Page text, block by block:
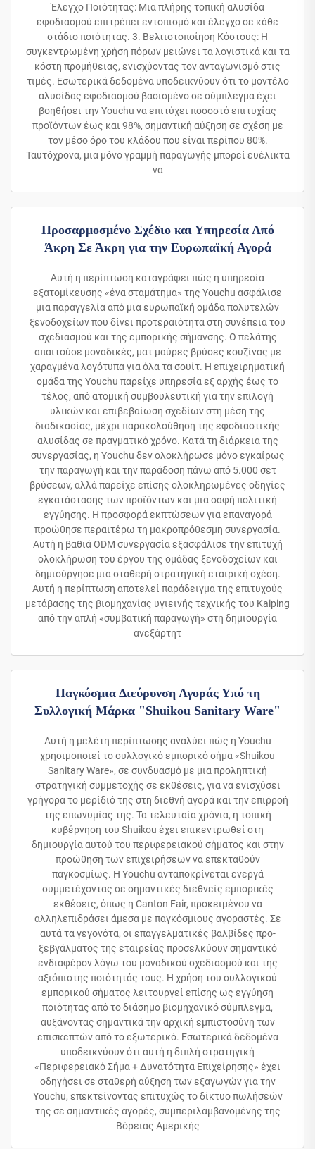
Έλεγχο Ποιότητας: Μια πλήρης τοπική αλυσίδα
εφοδιασμού επιτρέπει εντοπισμό και έλεγχο σε κάθε
στάδιο ποιότητας. 3. Βελτιστοποίηση Κόστους: Η
συγκεντρωμένη χρήση πόρων μειώνει τα λογιστικά και τα
κόστη προμήθειας, ενισχύοντας τον ανταγωνισμό στις
τιμές. Εσωτερικά δεδομένα υποδεικνύουν ότι το μοντέλο
αλυσίδας εφοδιασμού βασισμένο σε σύμπλεγμα έχει
βοηθήσει την Youchu να επιτύχει ποσοστό επιτυχίας
προϊόντων έως και 98%, σημαντική αύξηση σε σχέση με
τον μέσο όρο του κλάδου που είναι περίπου 80%.
Ταυτόχρονα, μια μόνο γραμμή παραγωγής μπορεί ευέλικτα
να
Προσαρμοσμένο Σχέδιο και Υπηρεσία Από
Άκρη Σε Άκρη για την Ευρωπαϊκή Αγορά
Αυτή η περίπτωση καταγράφει πώς η υπηρεσία
εξατομίκευσης «ένα σταμάτημα» της Youchu ασφάλισε
μια παραγγελία από μια ευρωπαϊκή ομάδα πολυτελών
ξενοδοχείων που δίνει προτεραιότητα στη συνέπεια του
σχεδιασμού και της εμπορικής σήμανσης. Ο πελάτης
απαιτούσε μοναδικές, ματ μαύρες βρύσες κουζίνας με
χαραγμένα λογότυπα για όλα τα σουίτ. Η επιχειρηματική
ομάδα της Youchu παρείχε υπηρεσία εξ αρχής έως το
τέλος, από ατομική συμβουλευτική για την επιλογή
υλικών και επιβεβαίωση σχεδίων στη μέση της
διαδικασίας, μέχρι παρακολούθηση της εφοδιαστικής
αλυσίδας σε πραγματικό χρόνο. Κατά τη διάρκεια της
συνεργασίας, η Youchu δεν ολοκλήρωσε μόνο εγκαίρως
την παραγωγή και την παράδοση πάνω από 5.000 σετ
βρύσεων, αλλά παρείχε επίσης ολοκληρωμένες οδηγίες
εγκατάστασης των προϊόντων και μια σαφή πολιτική
εγγύησης. Η προσφορά εκπτώσεων για επαναγορά
προώθησε περαιτέρω τη μακροπρόθεσμη συνεργασία.
Αυτή η βαθιά ODM συνεργασία εξασφάλισε την επιτυχή
ολοκλήρωση του έργου της ομάδας ξενοδοχείων και
δημιούργησε μια σταθερή στρατηγική εταιρική σχέση.
Αυτή η περίπτωση αποτελεί παράδειγμα της επιτυχούς
μετάβασης της βιομηχανίας υγιεινής τεχνικής του Kaiping
από την απλή «συμβατική παραγωγή» στη δημιουργία
ανεξάρτητ
Παγκόσμια Διεύρυνση Αγοράς Υπό τη
Συλλογική Μάρκα "Shuikou Sanitary Ware"
Αυτή η μελέτη περίπτωσης αναλύει πώς η Youchu
χρησιμοποιεί το συλλογικό εμπορικό σήμα «Shuikou
Sanitary Ware», σε συνδυασμό με μια προληπτική
στρατηγική συμμετοχής σε εκθέσεις, για να ενισχύσει
γρήγορα το μερίδιό της στη διεθνή αγορά και την επιρροή
της επωνυμίας της. Τα τελευταία χρόνια, η τοπική
κυβέρνηση του Shuikou έχει επικεντρωθεί στη
δημιουργία αυτού του περιφερειακού σήματος και στην
προώθηση των επιχειρήσεων να επεκταθούν
παγκοσμίως. Η Youchu ανταποκρίνεται ενεργά
συμμετέχοντας σε σημαντικές διεθνείς εμπορικές
εκθέσεις, όπως η Canton Fair, προκειμένου να
αλληλεπιδράσει άμεσα με παγκόσμιους αγοραστές. Σε
αυτά τα γεγονότα, οι επαγγελματικές βαλβίδες προ-
ξεβγάλματος της εταιρείας προσελκύουν σημαντικό
ενδιαφέρον λόγω του μοναδικού σχεδιασμού και της
αξιόπιστης ποιότητάς τους. Η χρήση του συλλογικού
εμπορικού σήματος λειτουργεί επίσης ως εγγύηση
ποιότητας από το διάσημο βιομηχανικό σύμπλεγμα,
αυξάνοντας σημαντικά την αρχική εμπιστοσύνη των
επισκεπτών από το εξωτερικό. Εσωτερικά δεδομένα
υποδεικνύουν ότι αυτή η διπλή στρατηγική
«Περιφερειακό Σήμα + Δυνατότητα Επιχείρησης» έχει
οδηγήσει σε σταθερή αύξηση των εξαγωγών για την
Youchu, επεκτείνοντας επιτυχώς το δίκτυο πωλήσεών
της σε σημαντικές αγορές, συμπεριλαμβανομένης της
Βόρειας Αμερικής